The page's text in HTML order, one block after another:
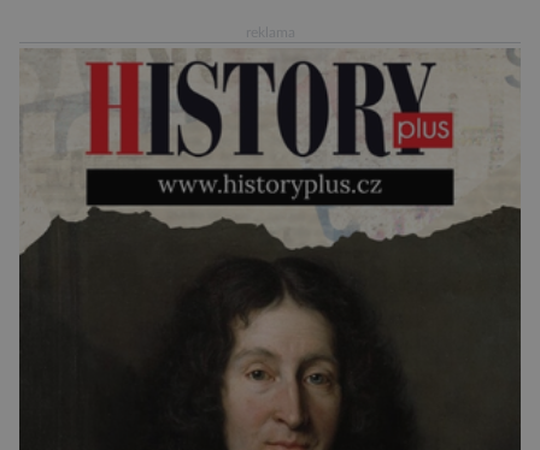
zemědělství. Ornitologové varují, že v ohrožení
je mnoho živočichů a především […]